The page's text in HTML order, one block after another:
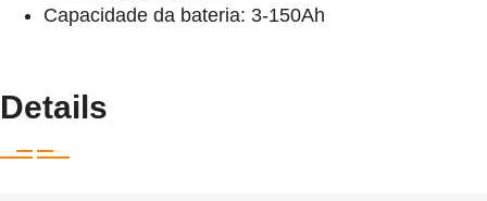
Capacidade da bateria: 3-150Ah
Details